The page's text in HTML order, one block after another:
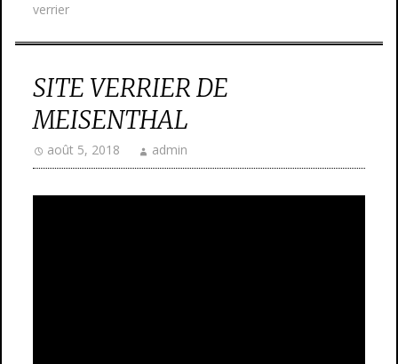
verrier
SITE VERRIER DE
MEISENTHAL
août 5, 2018 admin